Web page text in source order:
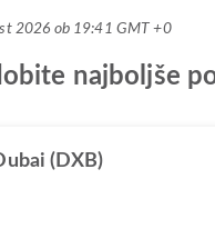
2026 ob 19:41 GMT +0
najboljše
(DXB)